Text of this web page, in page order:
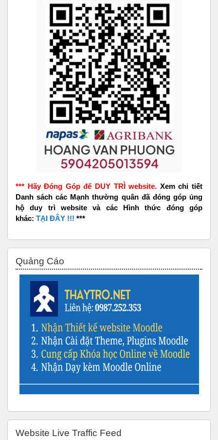
*** Hãy Đóng Góp để DUY TRÌ website. Xem chi tiết
Danh sách các Mạnh thường quân đã đóng góp ủng
hộ duy trì website và các Hình thức đóng góp
khác: TẠI ĐÂY !!! ***
Quảng Cáo
Website Live Traffic Feed